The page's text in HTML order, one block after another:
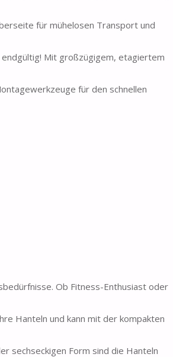
für mühelosen Transport und
Mit großzügigem, etagiertem
für den schnellen
Ob Fitness-Enthusiast oder
Hanteln und kann mit der kompakten
sechseckigen Form sind die Hanteln